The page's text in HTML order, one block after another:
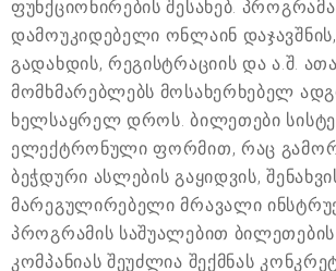
ფუნქციონირების შესახებ.
დამოუკიდებელი ონლაინ დაჯავშნის,
გადახდის, რეგისტრაციის და ა.შ.
მომხმარებლებს მოსახერხებელ
ხელსაყრელ დროს. ბილეთები
ელექტრონული ფორმით, რაც
ბეჭდური ასლების გაყიდვის,
მარეგულირებელი მრავალი
პროგრამის საშუალებით ბილეთების
კომპანიას შეუძლია შექმნას